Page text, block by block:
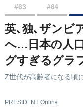
#63 #64
英､独､ザンビ
へ…日本の人
グすぎるグラ
Z世代が高齢者になる頃
PRESIDENT Online